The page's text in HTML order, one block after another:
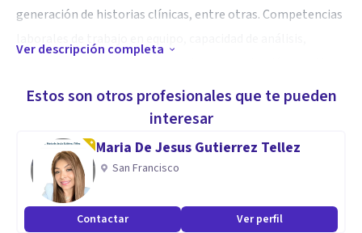
generación de historias clínicas, entre otras. Competencias
organización, liderazgo y vocación de servicio
atencion ansiedad, depresion, relaciones de pareja,
trastorno limite de la personalidad, esquizofrenia
Aptitudes
Ver descripción completa
Estos son otros profesionales que te pueden
interesar
Maria De Jesus Gutierrez Tellez
San Francisco
Contactar Ver perfil